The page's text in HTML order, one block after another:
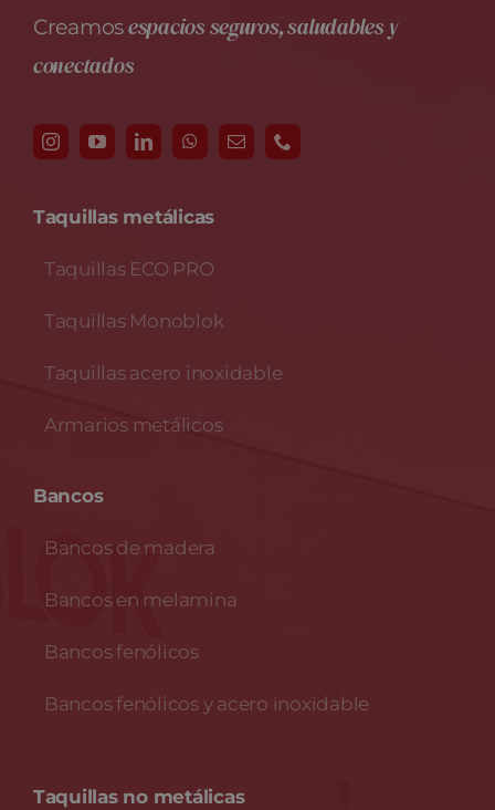
Creamosespacios seguros, saludables y
conectados
Taquillas metálicas
Taquillas ECO PRO
Taquillas Monoblok
Taquillas acero inoxidable
Armarios metálicos
Bancos
Bancos de madera
Bancos en melamina
Bancos fenólicos
Bancos fenólicos y acero inoxidable
Taquillas no metálicas